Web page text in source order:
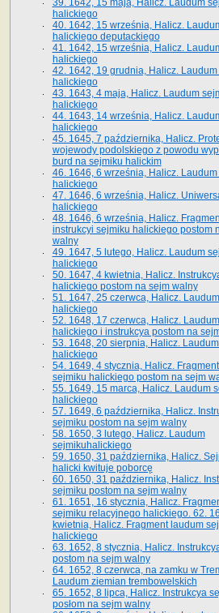
39. 1642, 15 maja, Halicz. Laudum
halickiego
40. 1642, 15 września, Halicz.
halickiego deputackiego
41. 1642, 15 września, Halicz.
halickiego
42. 1642, 19 grudnia, Halicz.
halickiego
43. 1643, 4 maja, Halicz. Laudum
halickiego
44. 1643, 14 września, Halicz.
halickiego
45. 1645, 7 października, Halicz.
wojewody podolskiego z powodu
burd na sejmiku halickim
46. 1646, 6 września, Halicz.
halickiego
47. 1646, 6 września, Halicz.
halickiego
48. 1646, 6 września, Halicz.
instrukcyi sejmiku halickiego postom
walny
49. 1647, 5 lutego, Halicz. Laudum
halickiego
50. 1647, 4 kwietnia, Halicz.
halickiego postom na sejm walny
51. 1647, 25 czerwca, Halicz.
halickiego
52. 1648, 17 czerwca, Halicz.
halickiego i instrukcya postom na
53. 1648, 20 sierpnia, Halicz.
halickiego
54. 1649, 4 stycznia, Halicz.
sejmiku halickiego postom na sejm
55. 1649, 15 marca, Halicz. Laudum
halickiego
57. 1649, 6 października, Halicz.
sejmiku postom na sejm walny
58. 1650, 3 lutego, Halicz. Laudum
sejmikuhalickiego
59. 1650, 31 października, Halicz.
halicki kwituje poborcę
60. 1650, 31 października, Halicz.
sejmiku postom na sejm walny
61. 1651, 16 stycznia, Halicz.
sejmiku relacyjnego halickiego. 62.
kwietnia, Halicz. Fragment laudum
halickiego
63. 1652, 8 stycznia, Halicz.
postom na sejm walny
64. 1652, 8 czerwca, na zamku w
Laudum ziemian trembowelskich
65. 1652, 8 lipca, Halicz. Instrukcya
posłom na sejm walny